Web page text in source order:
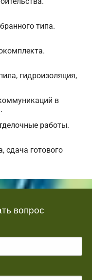
типа.
гидроизоляция,
в
работы.
сдача готового
вопрос